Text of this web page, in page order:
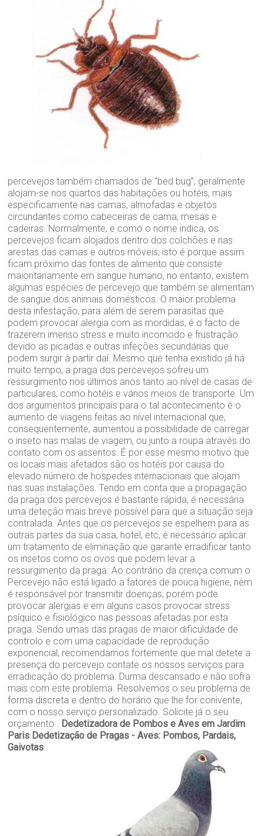
percevejos também chamados de "bed bug”, geralmente
alojam-se nos quartos das habitações ou hotéis, mais
especificamente nas camas, almofadas e objetos
circundantes como cabeceiras de cama, mesas e
cadeiras. Normalmente, e como o nome indica, os
percevejos ficam alojados dentro dos colchões e nas
arestas das camas e outros móveis, isto é porque assim
ficam próximo das fontes de alimento que consiste
maioritariamente em sangue humano, no entanto, existem
algumas espécies de percevejo que também se alimentam
de sangue dos animais domésticos. O maior problema
desta infestação, para além de serem parasitas que
podem provocar alergia com as mordidas, é o facto de
trazerem imenso stress e muito incomodo e frustração
devido as picadas e outras infeções secundárias que
podem surgir à partir daí. Mesmo que tenha existido já há
muito tempo, a praga dos percevejos sofreu um
ressurgimento nos últimos anos tanto ao nível de casas de
particulares, como hotéis e vários meios de transporte. Um
dos argumentos principais para o tal acontecimento é o
aumento de viagens feitas ao nível internacional que,
consequentemente, aumentou a possibilidade de carregar
o inseto nas malas de viagem, ou junto a roupa através do
contato com os assentos. É por esse mesmo motivo que
os locais mais afetados são os hotéis por causa do
elevado número de hospedes internacionais que alojam
nas suas instalações. Tendo em conta que a propagação
da praga dos percevejos é bastante rápida, é necessária
uma deteção mais breve possível para que a situação seja
contralada. Antes que os percevejos se espelhem para as
outras partes da sua casa, hotel, etc, é necessário aplicar
um tratamento de eliminação que garante erradificar tanto
os insetos como os ovos que podem levar a
ressurgimento da praga. Ao contrário da crença comum o
Percevejo não está ligado a fatores de pouca higiene, nem
é responsável por transmitir doenças, porém pode
provocar alergias e em alguns casos provocar stress
psíquico e fisiológico nas pessoas afetadas por esta
praga. Sendo umas das pragas de maior dificuldade de
controlo e com uma capacidade de reprodução
exponencial, recomendamos fortemente que mal detete a
presença do percevejo contate os nossos serviços para
erradicação do problema. Durma descansado e não sofra
mais com este problema. Resolvemos o seu problema de
forma discreta e dentro do horário que lhe for conivente,
com o nosso serviço personalizado. Solicite já o seu
orçamento .
Dedetizadora de Pombos e Aves em Jardim
Paris Dedetização de Pragas - Aves: Pombos, Pardais,
Gaivotas